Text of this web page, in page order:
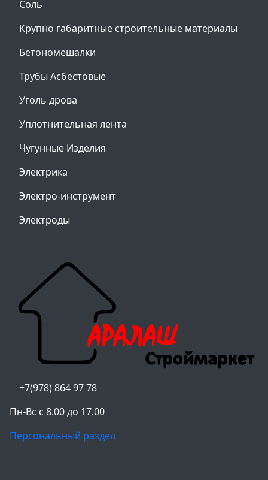
Соль
Крупно габаритные строительные материалы
Бетономешалки
Трубы Асбестовые
Уголь дрова
Уплотнительная лента
Чугунные Изделия
Электрика
Электро-инструмент
Электроды
+7(978) 864 97 78
Пн-Вс с 8.00 до 17.00
Персональный раздел